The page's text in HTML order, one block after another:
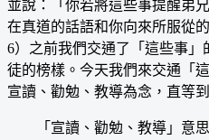
並說：「你若將這些事提醒弟
在真道的話語和你向來所服從
6）之前我們交通了「這些事
徒的榜樣。今天我們來交通「
宣讀、勸勉、教導為念，直等
「宣讀、勸勉、教導」意思